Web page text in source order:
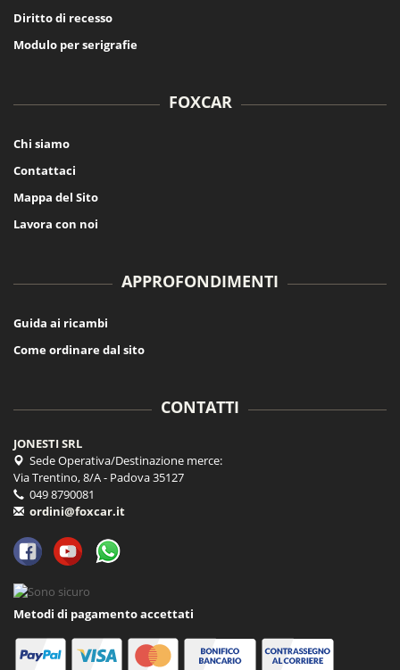
Diritto di recesso
Modulo per serigrafie
FOXCAR
Chi siamo
Contattaci
Mappa del Sito
Lavora con noi
APPROFONDIMENTI
Guida ai ricambi
Come ordinare dal sito
CONTATTI
JONESTI SRL
Sede Operativa/Destinazione merce:
Via Trentino, 8/A - Padova 35127
049 8790081
ordini@foxcar.it
Metodi di pagamento accettati